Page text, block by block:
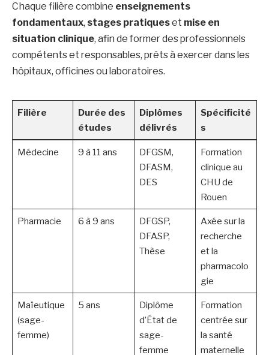
Chaque filière combine enseignements
fondamentaux, stages pratiqueset mise en
situation clinique, afin de former des professionnels
compétents et responsables, prêts à exercer dans les
hôpitaux, officines ou laboratoires.
Filière
Durée des
études
Diplômes
délivrés
Spécificité
s
Médecine 9 à 11 ans
DFGSM,
DFASM,
DES
Formation
clinique au
CHU de
Rouen
Pharmacie 6 à 9 ans
DFGSP,
DFASP,
Thèse
Axée sur la
recherche
et la
pharmacolo
gie
Maïeutique
(sage-
femme)
5 ans
Diplôme
d’État de
sage-
femme
Formation
centrée sur
la santé
maternelle